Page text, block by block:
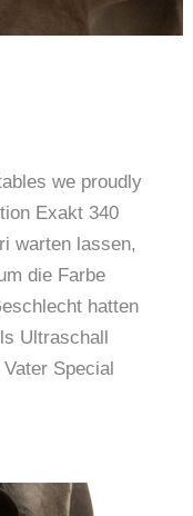
we proudly
Exakt 340
warten lassen,
die Farbe
hatten
Ultraschall
Special